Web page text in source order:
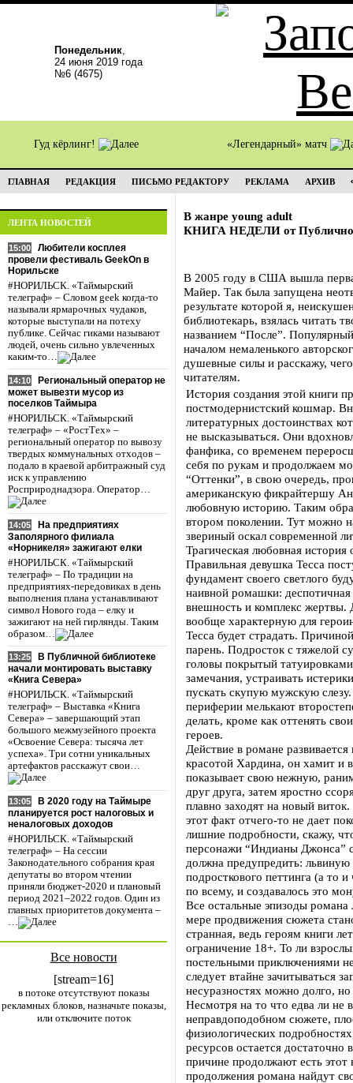
Понедельник,
24 июня 2019 года
№6 (4675)
Гуд кёрлинг! «Легендарный» матч
ГЛАВНАЯ РЕДАКЦИЯ ПИСЬМО РЕДАКТОРУ РЕКЛАМА АРХИВ
ЛЕНТА НОВОСТЕЙ
15:00
Любители косплея
провели фестиваль GeekOn в
Норильске
#НОРИЛЬСК. «Таймырский
телеграф» – Словом geek когда-то
называли ярмарочных чудаков,
которые выступали на потеху
публике. Сейчас гиками называют
людей, очень сильно увлеченных
каким-то…
14:10
Региональный оператор не
может вывезти мусор из
поселков Таймыра
#НОРИЛЬСК. «Таймырский
телеграф» – «РостТех» –
региональный оператор по вывозу
твердых коммунальных отходов –
подало в краевой арбитражный суд
иск к управлению
Росприроднадзора. Оператор…
14:05
На предприятиях
Заполярного филиала
«Норникеля» зажигают елки
#НОРИЛЬСК. «Таймырский
телеграф» – По традиции на
предприятиях-передовиках в день
выполнения плана устанавливают
символ Нового года – елку и
зажигают на ней гирлянды. Таким
образом…
13:25
В Публичной библиотеке
начали монтировать выставку
«Книга Севера»
#НОРИЛЬСК. «Таймырский
телеграф» – Выставка «Книга
Севера» – завершающий этап
большого межмузейного проекта
«Освоение Севера: тысяча лет
успеха». Три сотни уникальных
артефактов расскажут свои…
13:05
В 2020 году на Таймыре
планируется рост налоговых и
неналоговых доходов
#НОРИЛЬСК. «Таймырский
телеграф» – На сессии
Законодательного собрания края
депутаты во втором чтении
приняли бюджет-2020 и плановый
период 2021–2022 годов. Один из
главных приоритетов документа –
…
Все новости
[stream=16]
в потоке отсутствуют показы
рекламных блоков, назначьте показы,
или отключите поток
В жанре young adult
КНИГА НЕДЕЛИ от
В 2005 году в США вышла
Майер. Так была запущена
результате которой я,
библиотекарь, взялась читать
названием “После”.
началом немаленького
душевные силы и расскажу,
читателям.
История создания этой книги
постмодернистский кошмар.
литературных достоинствах
не высказываться. Они
фанфика, со временем
себя по рукам и продолжаем
“Оттенки”, в свою очередь,
американскую фикрайтершу
любовную историю. Таким
втором поколении. Тут можно
звериный оскал современной
Трагическая любовная
Правильная девушка Тесса
фундамент своего светлого
наивной ромашки:
внешность и комплекс жертвы.
вообще характерную для
Тесса будет страдать.
парень. Подросток с тяжелой
головы покрытый
замечания, устраивать
пускать скупую мужскую
периферии мелькают
делать, кроме как оттенять
героев.
Действие в романе
красотой Хардина, он хамит и
показывает свою нежную,
друг друга, затем яростно
плавно заходят на новый
этот факт отчего-то не дает
лишние подробности, скажу,
персонажи “Индианы Джонса”
должна предупредить:
подросткового петтинга (а то
по всему, и создавалось это
Все остальные эпизоды
мере продвижения сюжета
странная, ведь героям книги
ограничение 18+. То ли
постельными приключениями
следует втайне зачитываться
несуразностях можно долго,
Несмотря на то что едва ли не
неправдоподобном сюжете,
физиологических
ресурсов остается
причине продолжают есть этот
продолжения романа найдут